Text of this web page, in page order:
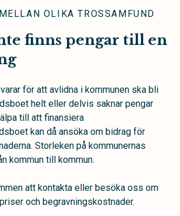
OLIKA TROSSAMFUND
finns pengar till en
för att avlidna i kommunen ska bli
helt eller delvis saknar pengar
till att finansiera
kan då ansöka om bidrag för
Storleken på kommunernas
kommun till kommun.
att kontakta eller besöka oss om
och begravningskostnader.